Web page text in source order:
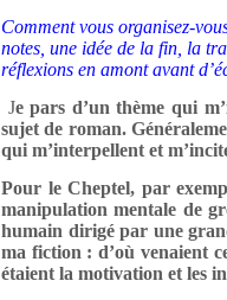
Comment vous organisez-
notes, une idée de la fin, la
réflexions en amont avant
Je pars d’un thème qui
sujet de roman.
qui m’interpellent et
Pour le Cheptel, par
manipulation mentale de
humain dirigé par une
ma fiction : d’où venaient
étaient la motivation et les